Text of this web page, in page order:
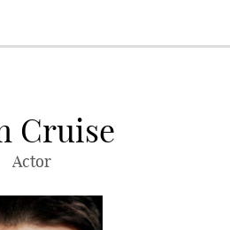
Cruise
Actor